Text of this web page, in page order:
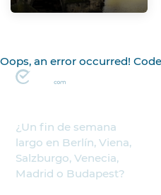
Oops, an error occurred!
¿Un fin de semana
largo en Berlín, Viena,
Salzburgo, Venecia,
Madrid o Budapest?